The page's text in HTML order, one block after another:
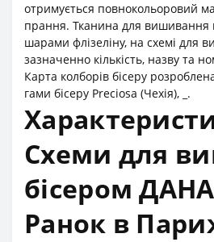
отримується повнокольоровий
прання. Тканина для вишивання
шарами флізеліну, на схемі для
зазначенно кількість, назву та
Карта колборів бісеру
гами бісеру Preciosa (Чехія), _.
Схеми для
бісером
Ранок в